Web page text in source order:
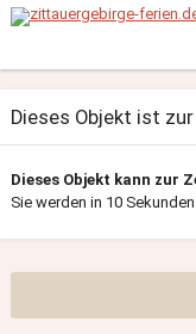
Dieses Objekt ist
Dieses Objekt kann zur
Sie werden in 10